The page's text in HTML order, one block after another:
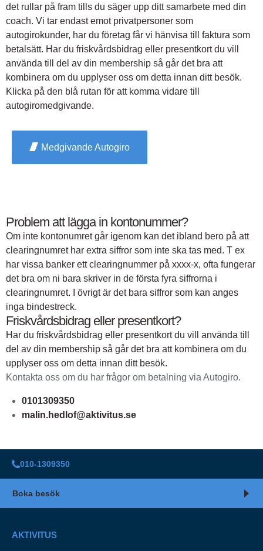
det rullar på fram tills du säger upp ditt samarbete med din
coach. Vi tar endast emot privatpersoner som
autogirokunder, har du företag får vi hänvisa till faktura som
betalsätt. Har du friskvårdsbidrag eller presentkort du vill
använda till del av din membership så går det bra att
kombinera om du upplyser oss om detta innan ditt besök.
Klicka på den blå rutan för att komma vidare till
autogiromedgivande.
Medgivande Autogiro
Problem att lägga in kontonummer?
Om inte kontonumret går igenom kan det ibland bero på att
clearingnumret har extra siffror som inte ska tas med. T ex
har vissa banker ett clearingnummer på xxxx-x, ofta fungerar
det bra om ni bara skriver in de första fyra siffrorna i
clearingnumret. I övrigt är det bara siffror som kan anges
inga bindestreck.
Friskvårdsbidrag eller presentkort?
Har du friskvårdsbidrag eller presentkort du vill använda till
del av din membership så går det bra att kombinera om du
upplyser oss om detta innan ditt besök.
Kontakta oss om du har frågor om betalning via Autogiro.
0101309350
malin.hedlof@aktivitus.se
010-1309350
Boka besök
AKTIVITUS